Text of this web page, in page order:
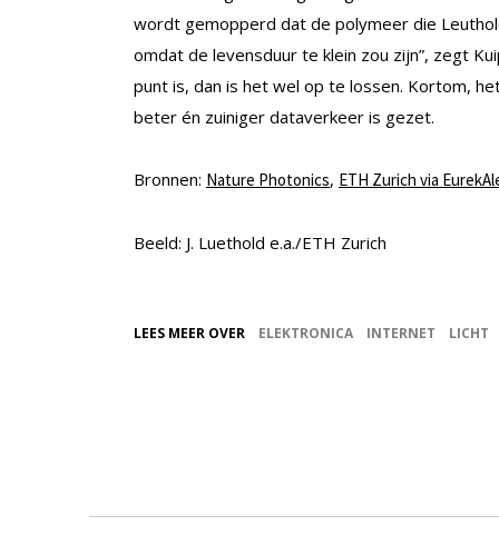
wordt gemopperd dat de polymeer die
omdat de levensduur te klein zou zijn”, zegt
punt is, dan is het wel op te lossen. Kortom,
beter én zuiniger dataverkeer is gezet.
Bronnen: Nature Photonics, ETH Zurich via
Beeld: J. Luethold e.a./ETH Zurich
LEES MEER OVER ELEKTRONICA INTERNET LICHT